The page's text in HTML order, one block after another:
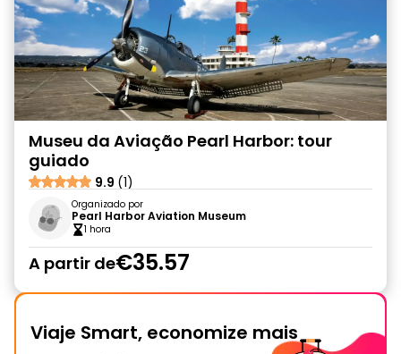
Museu da Aviação Pearl Harbor: tour
guiado
9.9 (1)
Organizado por
Pearl Harbor Aviation Museum
1 hora
A partir de€35.57
Viaje Smart, economize mais